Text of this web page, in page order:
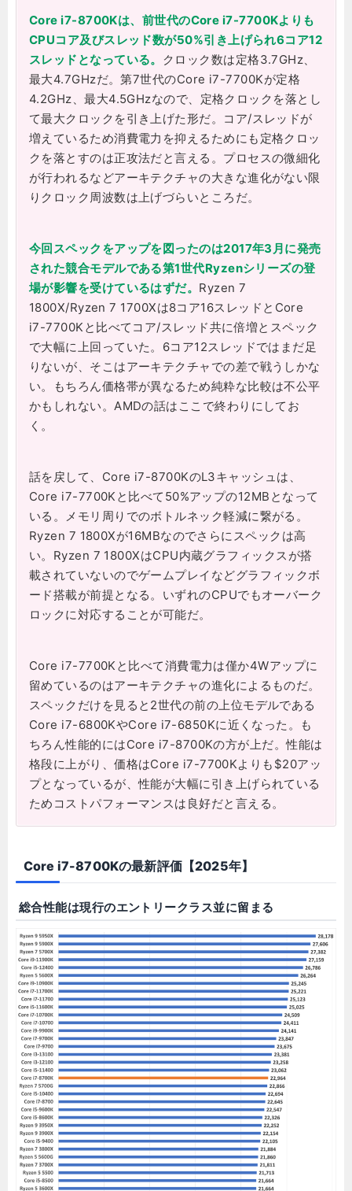
Core i7-8700Kは、前世代のCore i7-7700Kよりも
CPUコア及びスレッド数が50%引き上げられ6コア12
スレッドとなっている。
クロック数は定格3.7GHz、
最大4.7GHzだ。第7世代のCore i7-7700Kが定格
4.2GHz、最大4.5GHzなので、定格クロックを落とし
て最大クロックを引き上げた形だ。コア/スレッドが
増えているため消費電力を抑えるためにも定格クロッ
クを落とすのは正攻法だと言える。プロセスの微細化
が行われるなどアーキテクチャの大きな進化がない限
りクロック周波数は上げづらいところだ。
今回スペックをアップを図ったのは2017年3月に発売
された競合モデルである第1世代Ryzenシリーズの登
場が影響を受けているはずだ。 Ryzen 7
1800X/Ryzen 7 1700Xは8コア16スレッドとCore
i7-7700Kと比べてコア/スレッド共に倍増とスペック
で大幅に上回っていた。6コア12スレッドではまだ足
りないが、そこはアーキテクチャでの差で戦うしかな
い。もちろん価格帯が異なるため純粋な比較は不公平
かもしれない。AMDの話はここで終わりにしてお
く。
話を戻して、Core i7-8700KのL3キャッシュは、
Core i7-7700Kと比べて50%アップの12MBとなって
いる。メモリ周りでのボトルネック軽減に繋がる。
Ryzen 7 1800Xが16MBなのでさらにスペックは高
い。Ryzen 7 1800XはCPU内蔵グラフィックスが搭
載されていないのでゲームプレイなどグラフィックボ
ード搭載が前提となる。いずれのCPUでもオーバーク
ロックに対応することが可能だ。
Core i7-7700Kと比べて消費電力は僅か4Wアップに
留めているのはアーキテクチャの進化によるものだ。
スペックだけを見ると2世代の前の上位モデルである
Core i7-6800KやCore i7-6850Kに近くなった。も
ちろん性能的にはCore i7-8700Kの方が上だ。性能は
格段に上がり、価格はCore i7-7700Kよりも$20アッ
プとなっているが、性能が大幅に引き上げられている
ためコストパフォーマンスは良好だと言える。
Core i7-8700Kの最新評価【2025年】
総合性能は現行のエントリークラス並に留まる